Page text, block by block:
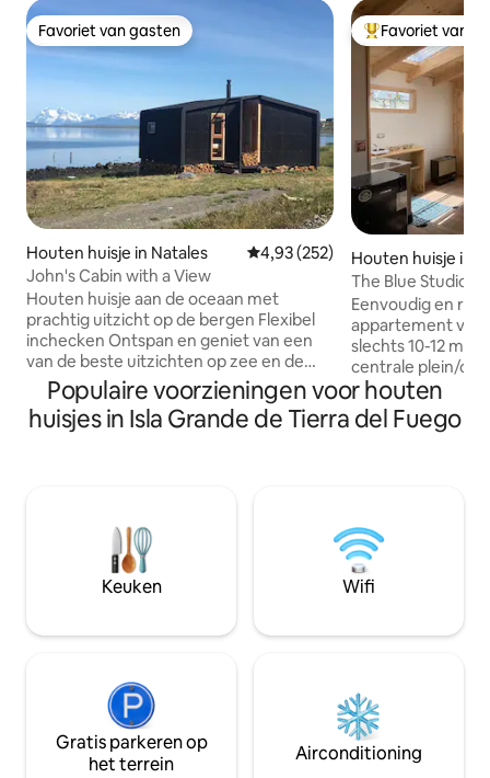
Favoriet van gasten
Favoriet van gasten
Houten huisje in Natales Gemiddelde beoordeling van
4,93 (252)
John's Cabin with a View
Houten huisje aan de oceaan met
prachtig uitzicht op de bergen Flexibel
inchecken Ontspan en geniet van een
van de beste uitzichten op zee en de
bergen in Puerto Natales. Modern en
comfortabel huisje aan de oceaan op
steenworp afstand van de waterkant,
panoramisch uitzicht op de fjord en de
bergen en geniet van zonsondergangen
vanaf je terras. Ideale locatie. Net aan
zee. Ervaar Patagonië in comfort en stijl.
Topfavoriet van
Favoriet van
Houten huisje in
ales
The Blue Studio
Eenvoudig en
appartement van
slechts 10-12
centrale plein/
lopen naar het
minuten naar de
markt is net om
Het werd
verdieping van
een wenteltrap
komen. Wij zijn
Populaire voorzieningen voor houten
huisjes in Isla Grande de Tierra del Fuego
Keuken Wifi
Gratis parkeren op
het terrein
Airconditioning